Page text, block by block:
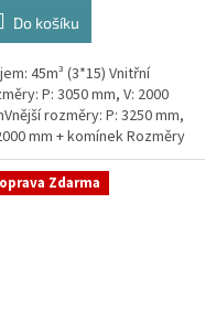
Do košíku
45m³ (3*15) Vnitřní
P: 3050 mm, V: 2000
rozměry: P: 3250 mm,
mm + komínek Rozměry
možno jakkoliv upravit -
nádrž na...
Zdarma